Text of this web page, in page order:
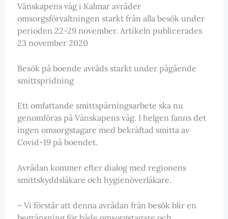
Vänskapens väg i Kalmar avråder
omsorgsförvaltningen starkt från alla besök under
perioden 22-29 november. Artikeln publicerades
23 november 2020
Besök på boende avråds starkt under pågående
smittspridning
Ett omfattande smittspårningsarbete ska nu
genomföras på Vänskapens väg. I helgen fanns det
ingen omsorgstagare med bekräftad smitta av
Covid-19 på boendet.
Avrådan kommer efter dialog med regionens
smittskyddsläkare och hygienöverläkare.
– Vi förstår att denna avrådan från besök blir en